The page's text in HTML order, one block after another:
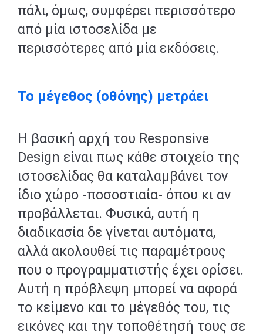
πάλι, όμως, συμφέρει περισσότερο
από μία ιστοσελίδα με
περισσότερες από μία εκδόσεις.
Το μέγεθος (οθόνης) μετράει
Η βασική αρχή του Responsive
Design είναι πως κάθε στοιχείο της
ιστοσελίδας θα καταλαμβάνει τον
ίδιο χώρο -ποσοστιαία- όπου κι αν
προβάλλεται. Φυσικά, αυτή η
διαδικασία δε γίνεται αυτόματα,
αλλά ακολουθεί τις παραμέτρους
που ο προγραμματιστής έχει ορίσει.
Αυτή η πρόβλεψη μπορεί να αφορά
το κείμενο και το μέγεθός του, τις
εικόνες και την τοποθέτησή τους σε